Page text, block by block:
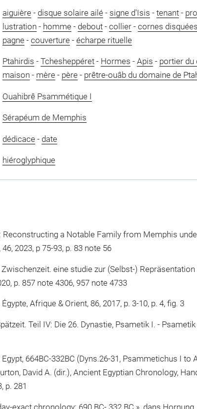
aiguière- disque solaire ailé- signe d'Isis - tenant-
lustration - homme- debout- collier- cornes disquées
pagne- couverture- écharpe rituelle
Ptahirdis - Tchesheppéret- Hormes - Apis - portier du
maison - mère- père- prêtre-ouâb du domaine de
Ouahibrê Psammétique I
Sérapéum de Memphis
dédicace- date
hiéroglyphique
a Notable Family from Memphis
2023, p 75-93, p. 83 note 56
eine studie zur (Selbst-) Repräsentation
p. 857 note 4306, 957 note 4733
Afrique & Orient, 86, 2017, p. 3-10, p. 4, fig. 3
Teil IV: Die 26. Dynastie, Psametik I. -
664BC-332BC (Dyns.26-31, Psammetichus I
David A. (dir.), Ancient Egyptian Chronology,
p. 281
exact chronology: 690 BC- 332 BC », dans